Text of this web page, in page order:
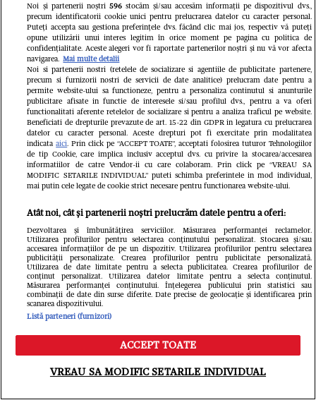
Carbohidrații rafinați sunt alimente
procesate care au fost private de fibre,
vitamine și minerale esențiale, fiind astfel
sărace în nutrienți, dar bogate în calorii
goale. Printre cei mai comuni carbohidrați
rafinați se numără: pâinea albă; produsele
de patiserie (croissante, gogoși, prăjituri din
comerț); biscuiții și napolitanele procesate;
pastele din făină albă; orezul alb; cerealele
îndulcite; snacks-urile din făină albă
(covrigei, sticks-uri, chipsuri).
Consumul acestor alimente duce la creșteri
bruște ale glicemiei, urmate de scăderi
rapide, ceea ce provoacă senzația de foame
Meniu Caută
Noi și partenerii noștri 596stocăm și/sau accesăm informații pe dispozitivul dvs.,
precum identificatorii cookie unici pentru prelucrarea datelor cu caracter personal.
Puteți accepta sau gestiona preferințele dvs. făcând clic mai jos, respectiv vă puteți
opune utilizării unui interes legitim în orice moment pe pagina cu politica de
confidențialitate. Aceste alegeri vor fi raportate partenerilor noștri și nu vă vor afecta
navigarea. Mai multe detalii
Noi si partenerii nostri (retelele de socializare si agentiile de publicitate partenere,
precum si furnizorii nostri de servicii de date analitice) prelucram date pentru a
permite website-ului sa functioneze, pentru a personaliza continutul si anunturile
publicitare afisate in functie de interesele si/sau profilul dvs., pentru a va oferi
functionalitati aferente retelelor de socializare si pentru a analiza traficul pe website.
Beneficiati de drepturile prevazute de art. 15-22 din GDPR in legatura cu prelucrarea
datelor cu caracter personal. Aceste drepturi pot fi exercitate prin modalitatea
indicataaici. Prin click pe “ACCEPT TOATE”, acceptati folosirea tuturor Tehnologiilor
de tip Cookie, care implica inclusiv acceptul dvs. cu privire la stocarea/accesarea
informatiilor de catre Vendor-ii cu care colaboram. Prin click pe “VREAU SA
MODIFIC SETARILE INDIVIDUAL” puteti schimba preferintele in mod individual,
mai putin cele legate de cookie strict necesare pentru functionarea website-ului.
Atât noi, cât și partenerii noștri prelucrăm datele pentru a oferi:
Dezvoltarea și îmbunătățirea serviciilor. Măsurarea performanței reclamelor.
Utilizarea profilurilor pentru selectarea conținutului personalizat. Stocarea și/sau
accesarea informațiilor de pe un dispozitiv. Utilizarea profilurilor pentru selectarea
publicității personalizate. Crearea profilurilor pentru publicitate personalizată.
Utilizarea de date limitate pentru a selecta publicitatea. Crearea profilurilor de
conținut personalizat. Utilizarea datelor limitate pentru a selecta conținutul.
Măsurarea performanței conținutului. Înțelegerea publicului prin statistici sau
combinații de date din surse diferite. Date precise de geolocație și identificarea prin
scanarea dispozitivului.
Listă parteneri (furnizori)
ACCEPT TOATE
VREAU SA MODIFIC SETARILE INDIVIDUAL